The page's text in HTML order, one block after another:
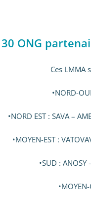
30 ONG
Ces LMMA
•NORD-
•NORD EST: SAVA –
•MOYEN-EST:
•SUD : ANOSY
•